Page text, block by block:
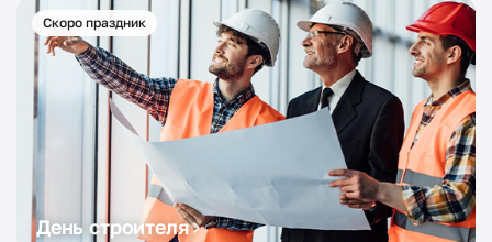
Скоро праздник
День строителя